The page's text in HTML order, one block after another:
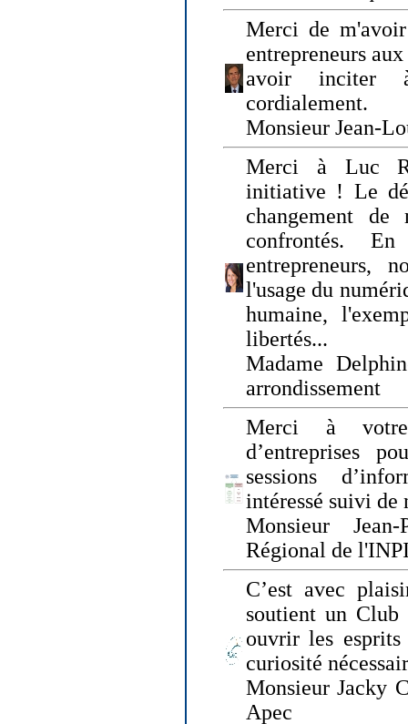
Merci de
entrepreneurs
avoir inciter
cordialement.
Monsieur Jean-
Merci à Luc
initiative ! Le
changement de
confrontés.
entrepreneurs,
l'usage du
humaine,
libertés...
Madame
arrondissement
Merci à
d’entreprises
sessions
intéressé suivi de
Monsieur
Régional de
C’est avec
soutient un Club
ouvrir les
curiosité
Monsieur Jacky
Apec